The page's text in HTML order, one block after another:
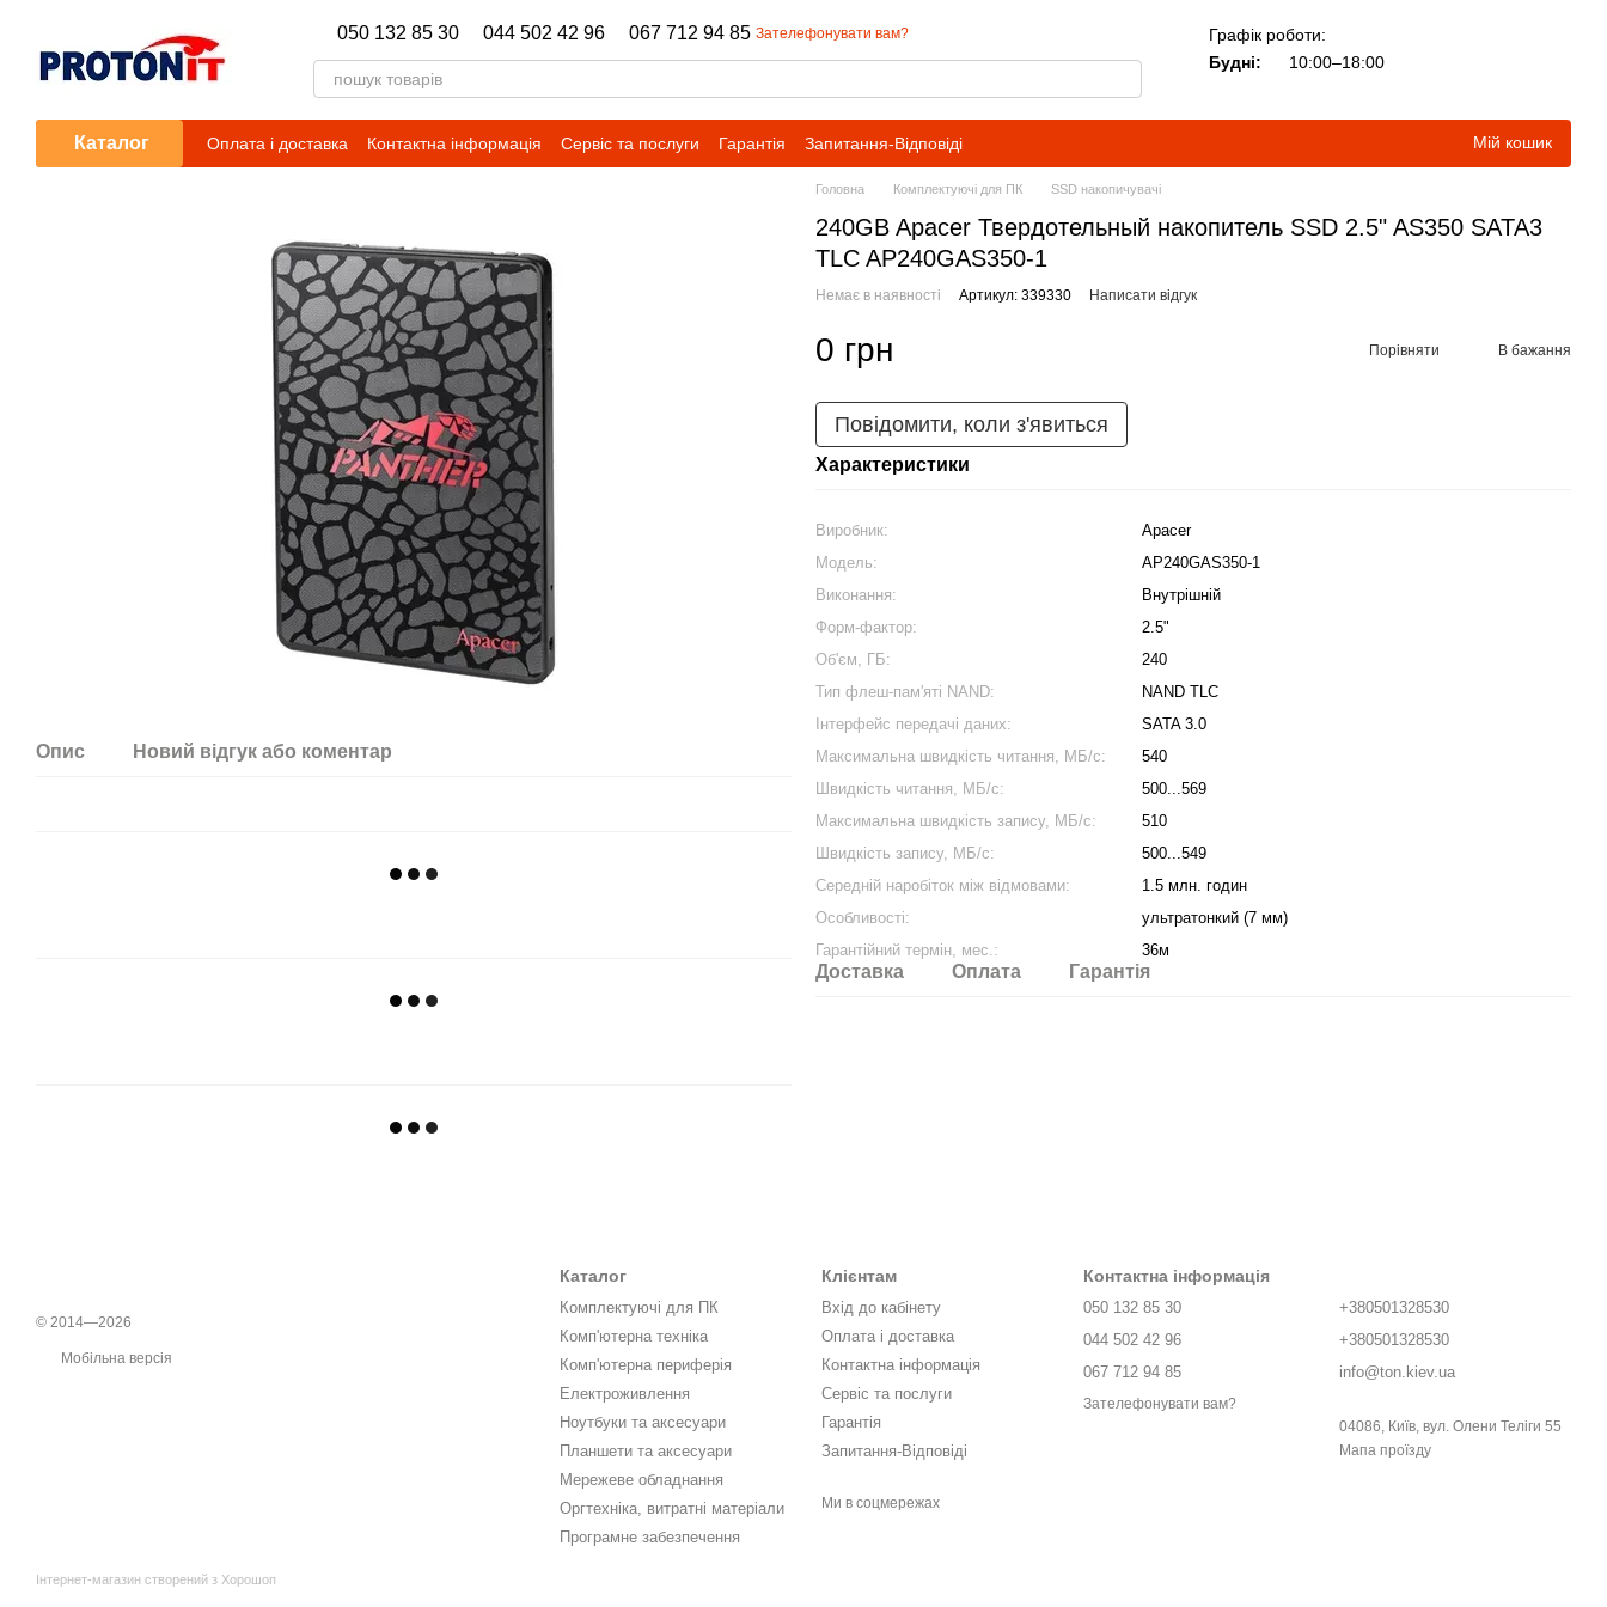
050 132 85 30 044 502 42 96 067 712 94 85 Зателефонувати вам?
Графік роботи:
Будні:
10:00–18:00
Каталог Оплата і доставка Контактна інформація Сервіс та послуги Гарантія Запитання-Відповіді Мій кошик
Опис Новий відгук або коментар
Головна Комплектуючі для ПК SSD накопичувачі
240GB Apacer Твердотельный накопитель SSD 2.5" AS350 SATA3
TLC AP240GAS350-1
Немає в наявності Артикул: 339330 Написати відгук
0 грн Порівняти В бажання
Повідомити, коли з'явиться
Характеристики
Виробник:
Apacer
Модель:
AP240GAS350-1
Виконання:
Внутрішній
Форм-фактор:
2.5"
Об'єм, ГБ:
240
Тип флеш-пам'яті NAND:
NAND TLC
Інтерфейс передачі даних:
SATA 3.0
Максимальна швидкість читання, МБ/с:
540
Швидкість читання, МБ/с:
500...569
Максимальна швидкість запису, МБ/с:
510
Швидкість запису, МБ/с:
500...549
Середній наробіток між відмовами:
1.5 млн. годин
Особливості:
ультратонкий (7 мм)
Гарантійний термін, мес.:
36м
Доставка Оплата Гарантія
© 2014—2026
Мобільна версія
Інтернет-магазин створений з Хорошоп
Каталог
Комплектуючі для ПК
Комп'ютерна техніка
Комп'ютерна периферія
Електроживлення
Ноутбуки та аксесуари
Планшети та аксесуари
Мережеве обладнання
Оргтехніка, витратні матеріали
Програмне забезпечення
Клієнтам
Вхід до кабінету
Оплата і доставка
Контактна інформація
Сервіс та послуги
Гарантія
Запитання-Відповіді
Ми в соцмережах
Контактна інформація
050 132 85 30
044 502 42 96
067 712 94 85
Зателефонувати вам?
+380501328530
+380501328530
info@ton.kiev.ua
04086, Київ, вул. Олени Телiги 55
Мапа проїзду